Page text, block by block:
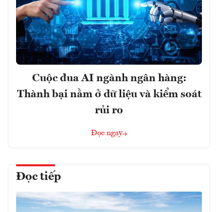
Cuộc đua AI ngành ngân hàng:
Thành bại nằm ở dữ liệu và kiểm soát
rủi ro
Đọc ngay
Đọc tiếp